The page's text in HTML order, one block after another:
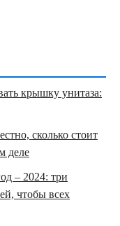
крышку унитаза:
сколько стоит
деле
– 2024: три
чтобы всех